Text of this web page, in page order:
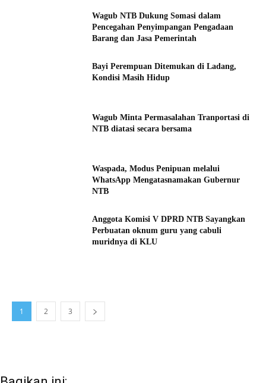
Wagub NTB Dukung Somasi dalam
Pencegahan Penyimpangan Pengadaan
Barang dan Jasa Pemerintah
Bayi Perempuan Ditemukan di Ladang,
Kondisi Masih Hidup
Wagub Minta Permasalahan Tranportasi di
NTB diatasi secara bersama
Waspada, Modus Penipuan melalui
WhatsApp Mengatasnamakan Gubernur
NTB
Anggota Komisi V DPRD NTB Sayangkan
Perbuatan oknum guru yang cabuli
muridnya di KLU
1 2 3